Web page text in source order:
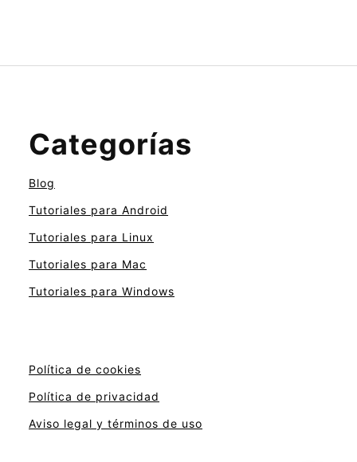
Categorías
Blog
Tutoriales para Android
Tutoriales para Linux
Tutoriales para Mac
Tutoriales para Windows
Política de cookies
Política de privacidad
Aviso legal y términos de uso